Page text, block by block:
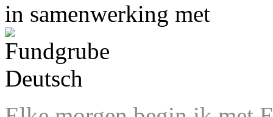
in samenwerking met